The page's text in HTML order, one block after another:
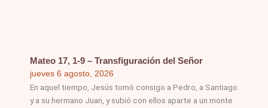
Mateo 17, 1-9 – Transfiguración del Señor
jueves 6 agosto, 2026
En aquel tiempo, Jesús tomó consigo a Pedro, a Santiago
y a su hermano Juan, y subió con ellos aparte a un monte